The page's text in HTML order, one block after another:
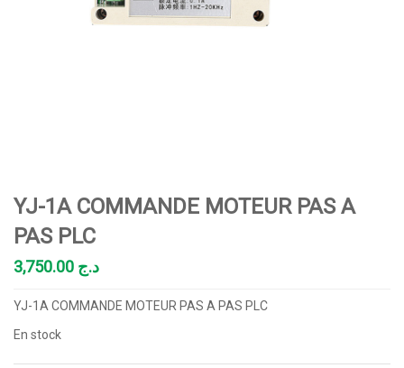
YJ-1A COMMANDE MOTEUR PAS A
PAS PLC
د.ج
YJ-1A COMMANDE MOTEUR PAS A PAS PLC
En stock